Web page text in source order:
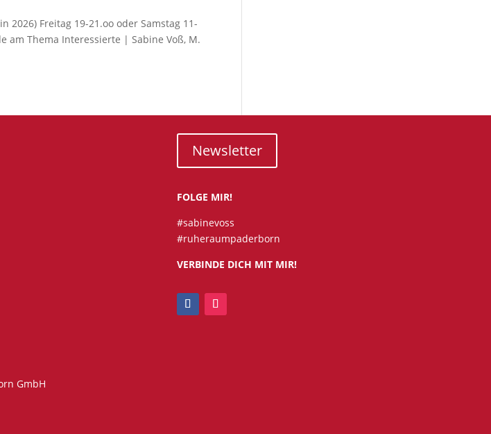
2026) Freitag 19-21.oo oder Samstag 11-
am Thema Interessierte | Sabine Voß, M.
GmbH
Newsletter
FOLGE MIR!
#sabinevoss
#ruheraumpaderborn
VERBINDE DICH MIT MIR!